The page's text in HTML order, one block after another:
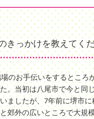
きっかけを教えてく
のお手伝いをするところ
。当初は八尾市で今と同
ましたが、7年前に堺市
郊外の広いところで大規